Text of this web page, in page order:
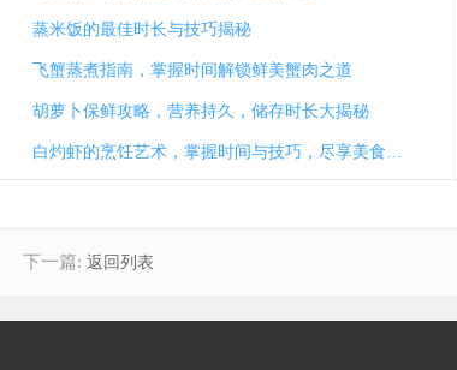
蒸米饭的最佳时长与技巧揭秘
飞蟹蒸煮指南，掌握时间解锁鲜美蟹肉之道
胡萝卜保鲜攻略，营养持久，储存时长大揭秘
白灼虾的烹饪艺术，掌握时间与技巧，尽享美食之乐
下一篇:返回列表